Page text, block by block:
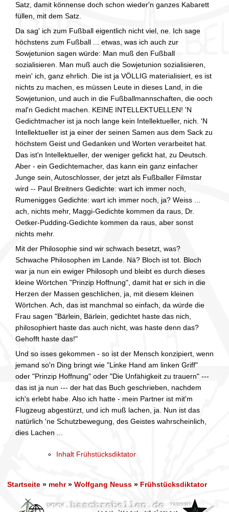
Satz, damit könnense doch schon wieder'n ganzes Kabarett
füllen, mit dem Satz.
Da sag' ich zum Fußball eigentlich nicht viel, ne. Ich sage
höchstens zum Fußball ... etwas, was ich auch zur
Sowjetunion sagen würde: Man muß den Fußball
sozialisieren. Man muß auch die Sowjetunion sozialisieren,
mein' ich, ganz ehrlich. Die ist ja VÖLLIG materialisiert, es ist
nichts zu machen, es müssen Leute in dieses Land, in die
Sowjetunion, und auch in die Fußballmannschaften, die ooch
mal'n Gedicht machen. KEINE INTELLEKTUELLEN! 'N
Gedichtmacher ist ja noch lange kein Intellektueller, nich. 'N
Intellektueller ist ja einer der seinen Samen aus dem Sack zu
höchstem Geist und Gedanken und Worten verarbeitet hat.
Das ist'n Intellektueller, der weniger gefickt hat, zu Deutsch.
Aber - ein Gedichtemacher, das kann ein ganz einfacher
Junge sein, Autoschlosser, der jetzt als Fußballer Filmstar
wird -- Paul Breitners Gedichte: wart ich immer noch,
Rumenigges Gedichte: wart ich immer noch, ja? Weiss ...
ach, nichts mehr, Maggi-Gedichte kommen da raus, Dr.
Oetker-Pudding-Gedichte kommen da raus, aber sonst
nichts mehr.
Mit der Philosophie sind wir schwach besetzt, was?
Schwache Philosophen im Lande. Nä? Bloch ist tot. Bloch
war ja nun ein ewiger Philosoph und bleibt es durch dieses
kleine Wörtchen "Prinzip Hoffnung", damit hat er sich in die
Herzen der Massen geschlichen, ja, mit diesem kleinen
Wörtchen. Ach, das ist manchmal so einfach, da würde die
Frau sagen "Bärlein, Bärlein, gedichtet haste das nich,
philosophiert haste das auch nicht, was haste denn das?
Gehofft haste das!"
Und so isses gekommen - so ist der Mensch konzipiert, wenn
jemand so'n Ding bringt wie "Linke Hand am linken Griff"
oder "Prinzip Hoffnung" oder "Die Unfähigkeit zu trauern" ---
das ist ja nun --- der hat das Buch geschrieben, nachdem
ich's erlebt habe. Also ich hatte - mein Partner ist mit'm
Flugzeug abgestürzt, und ich muß lachen, ja. Nun ist das
natürlich 'ne Schutzbewegung, des Geistes wahrscheinlich,
dies Lachen ...
Inhalt Frühstücksdiktator
Startseite » mehr» Wolfgang Neuss » Frühstücksdiktator